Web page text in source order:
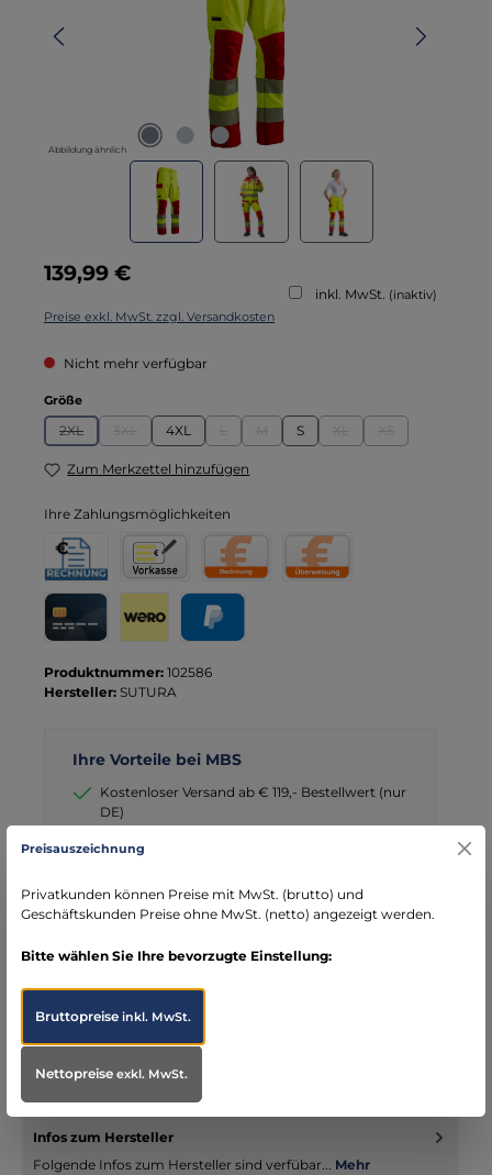
Abbildung ähnlich
Regulärer Preis:
139,99 €
inkl. MwSt. (inaktiv)
Preise exkl. MwSt. zzgl. Versandkosten
Nicht mehr verfügbar
Größeauswählen
2XL
(Diese Option ist zurzeit nicht verfügbar.)
(Diese Option ist zurzeit nicht verfügbar.)
4XL
(Diese Option ist zurzeit nicht verfügbar.)
(Diese Option ist zurzeit nicht
S
Zum Merkzettel hinzufügen
Ihre Zahlungsmöglichkeiten
Produktnummer: 102586
Hersteller: SUTURA
Ihre Vorteile bei MBS
Kostenloser Versand ab € 119,- Bestellwert (nur
DE)
seit über 15 Jahren kompetenter Partner im
Beschreibung
Hinweis: Alle Informationen zur passenden Größe finden Sie in
Weiterent…Mehr
Infos zum Hersteller
Folgende Infos zum Hersteller sind verfübar... Mehr
Preisauszeichnung
Privatkunden können Preise mit MwSt. (brutto) und
Geschäftskunden Preise ohne MwSt. (netto) angezeigt werden.
Bitte wählen Sie Ihre bevorzugte Einstellung:
Bruttopreiseinkl. MwSt.
Nettopreiseexkl. MwSt.